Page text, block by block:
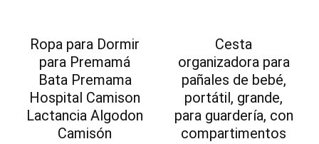
Ropa para Dormir
para Premamá
Bata Premama
Hospital Camison
Lactancia Algodon
Camisón
Cesta
organizadora para
pañales de bebé,
portátil, grande,
para guardería, con
compartimentos